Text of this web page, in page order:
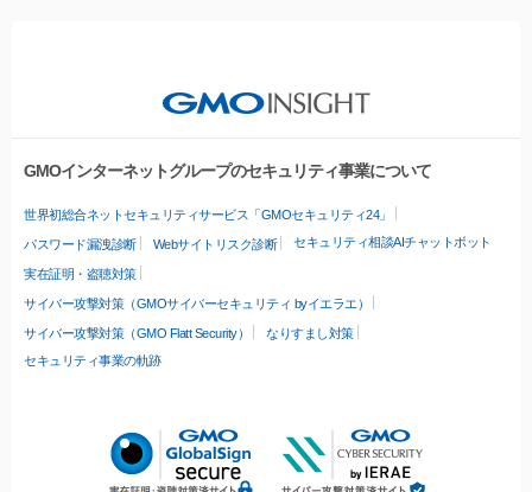
GMOインターネットグループのセキュリティ事業について
世界初総合ネットセキュリティサービス「GMOセキュリティ24」
パスワード漏洩診断 Webサイトリスク診断 セキュリティ相談AIチャットボット
実在証明・盗聴対策
サイバー攻撃対策（GMOサイバーセキュリティ byイエラエ）
サイバー攻撃対策（GMO Flatt Security）
なりすまし対策
セキュリティ事業の軌跡